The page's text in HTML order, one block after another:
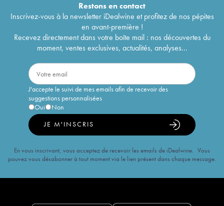
Restons encontact
Inscrivez-vous à la newsletter iDealwine et profitez de nos pépites
en avant-première !
Recevez directement dans votre boîte mail : nos découvertes du
moment, ventes exclusives, actualités, analyses...
J'accepte le suivi de mes emails afin de recevoir des
suggestions personnalisées
Oui
Non
JE M'INSCRIS
En vous inscrivant, vous acceptez de recevoir les emails de iDealwine. Vous
pouvez vous désabonner à tout moment via le lien présent dans chaque message.